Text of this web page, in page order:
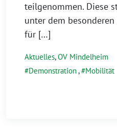
teilgenommen. Diese
unter dem
für […]
Aktuelles,OV Mindelheim
Demonstration, Mobilität